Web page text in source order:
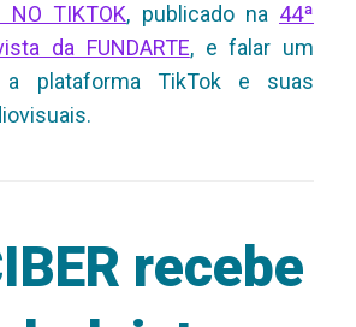
NO TIKTOK, publicado na 44ª
da FUNDARTE, e falar um
plataforma TikTok e suas
recebe